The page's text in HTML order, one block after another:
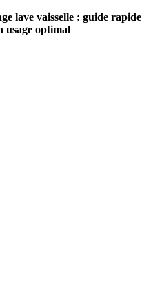
lave vaisselle : guide rapide
usage optimal